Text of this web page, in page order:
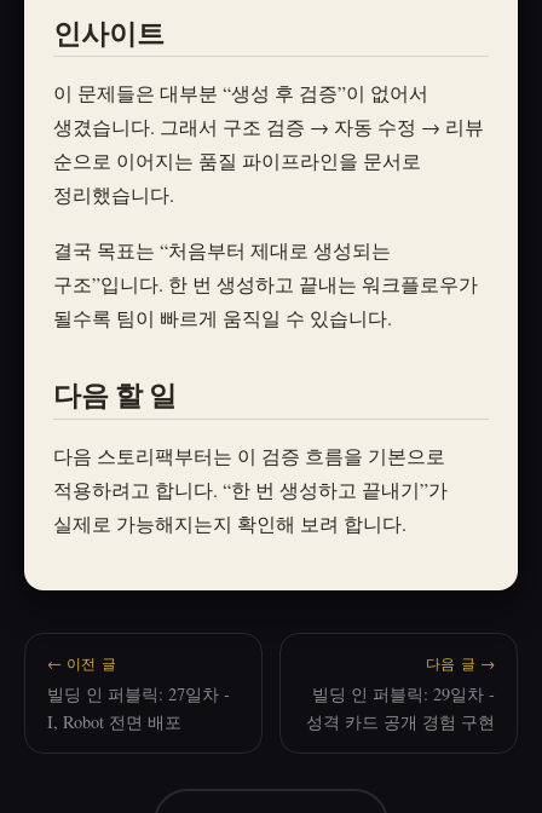
인사이트
이 문제들은 대부분 “생성 후 검증”이 없어서
생겼습니다. 그래서 구조 검증 → 자동 수정 → 리뷰
순으로 이어지는 품질 파이프라인을 문서로
정리했습니다.
결국 목표는 “처음부터 제대로 생성되는
구조”입니다. 한 번 생성하고 끝내는 워크플로우가
될수록 팀이 빠르게 움직일 수 있습니다.
다음 할 일
다음 스토리팩부터는 이 검증 흐름을 기본으로
적용하려고 합니다. “한 번 생성하고 끝내기”가
실제로 가능해지는지 확인해 보려 합니다.
← 이전 글
빌딩 인 퍼블릭: 27일차 -
I, Robot 전면 배포
다음 글 →
빌딩 인 퍼블릭: 29일차 -
성격 카드 공개 경험 구현